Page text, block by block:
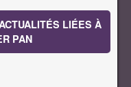
LIÉES À
PAN